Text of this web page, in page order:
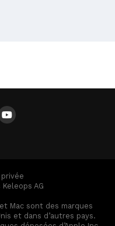
AG
Mac sont des marques
et dans d’autres pays.